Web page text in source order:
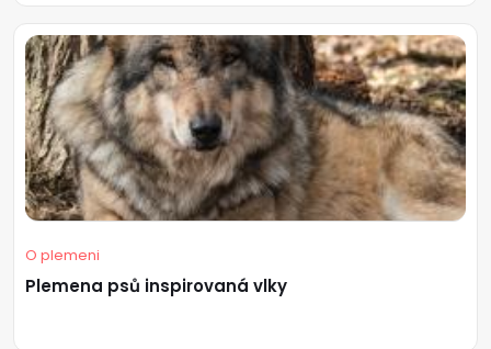
O plemeni
Plemena psů inspirovaná vlky